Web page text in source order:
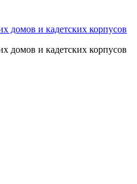
домов и кадетских корпусов
домов и кадетских корпусов